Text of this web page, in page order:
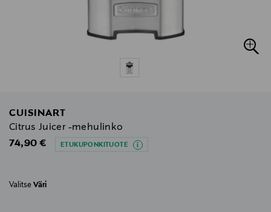
CUISINART
Citrus Juicer -mehulinko
Original Price
74,90 € ETUKUPONKITUOTE
Valitse Väri